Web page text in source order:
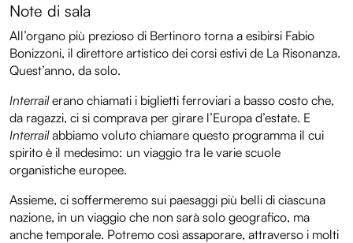
Note di sala
All’organo più prezioso di Bertinoro torna a esibirsi Fabio
Bonizzoni, il direttore artistico dei corsi estivi de La Risonanza.
Quest’anno, da solo.
Interrailerano chiamati i biglietti ferroviari a basso costo che,
da ragazzi, ci si comprava per girare l’Europa d’estate. E
Interrailabbiamo voluto chiamare questo programma il cui
spirito è il medesimo: un viaggio tra le varie scuole
organistiche europee.
Assieme, ci soffermeremo sui paesaggi più belli di ciascuna
nazione, in un viaggio che non sarà solo geografico, ma
anche temporale. Potremo così assaporare, attraverso i molti